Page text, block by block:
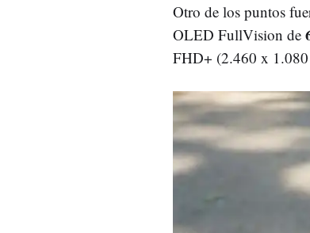
Otro de los puntos
OLED FullVision de
FHD+ (2.460 x 1.080